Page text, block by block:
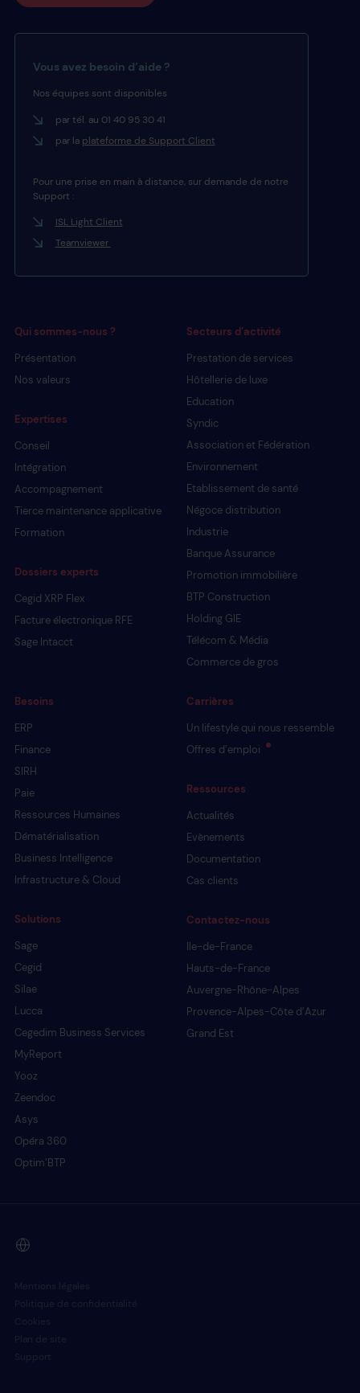
Vous avez besoin d’aide ?
Nos équipes sont disponibles
par tél. au 01 40 95 30 41
par la plateforme de Support Client
Pour une prise en main à distance, sur demande de notre
Support :
ISL Light Client
Teamviewer
Qui sommes-nous ?
Présentation
Nos valeurs
Expertises
Conseil
Intégration
Accompagnement
Tierce maintenance applicative
Formation
Dossiers experts
Cegid XRP Flex
Facture électronique RFE
Sage Intacct
Secteurs d’activité
Prestation de services
Hôtellerie de luxe
Education
Syndic
Association et Fédération
Environnement
Etablissement de santé
Négoce distribution
Industrie
Banque Assurance
Promotion immobilière
BTP Construction
Holding GIE
Télécom & Média
Commerce de gros
Besoins
ERP
Finance
SIRH
Paie
Ressources Humaines
Dématérialisation
Business Intelligence
Infrastructure & Cloud
Solutions
Sage
Cegid
Silae
Lucca
Cegedim Business Services
MyReport
Yooz
Zeendoc
Asys
Opéra 360
Optim’BTP
Carrières
Un lifestyle qui nous ressemble
Offres d’emploi
Ressources
Actualités
Evènements
Documentation
Cas clients
Contactez-nous
Ile-de-France
Hauts-de-France
Auvergne-Rhône-Alpes
Provence-Alpes-Côte d’Azur
Grand Est